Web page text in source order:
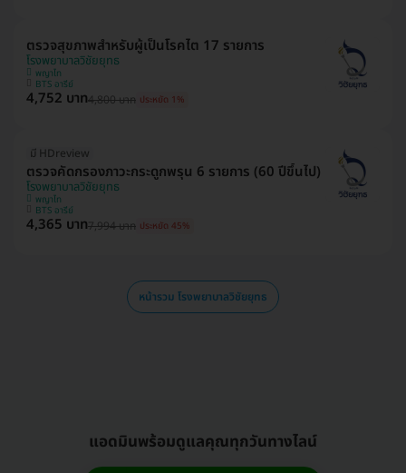
ตรวจสุขภาพสำหรับผู้เป็นโรคไต 17 รายการ
โรงพยาบาลวิชัยยุทธ
พญาไท
BTS อารีย์
4,752 บาท4,800 บาท ประหยัด 1%
มี HDreview
ตรวจคัดกรองภาวะกระดูกพรุน 6 รายการ (60 ปีขึ้นไป)
โรงพยาบาลวิชัยยุทธ
พญาไท
BTS อารีย์
4,365 บาท7,994 บาท ประหยัด 45%
หน้ารวม โรงพยาบาลวิชัยยุทธ
แอดมินพร้อมดูแลคุณทุกวันทางไลน์